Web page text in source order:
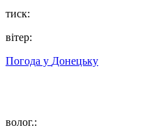
тиск:
вітер:
Погода у Донецьку
волог.: